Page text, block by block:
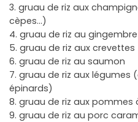
3. gruau de riz aux
cèpes…)
4. gruau de riz au gingembre
5. gruau de riz aux crevettes
6. gruau de riz au saumon
7. gruau de riz aux
épinards)
8. gruau de riz aux pommes
9. gruau de riz au porc